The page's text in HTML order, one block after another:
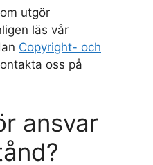
utgör
läs vår
Copyright- och
oss på
ansvar